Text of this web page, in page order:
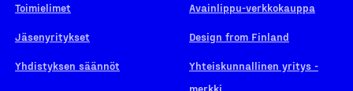
Toimielimet
Jäsenyritykset
Yhdistyksen säännöt
Avainlippu-verkkokauppa
Design from Finland
Yhteiskunnallinen yritys -
merkki